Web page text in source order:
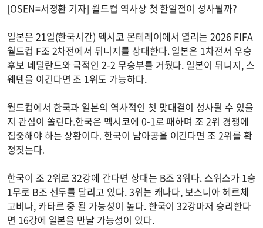
[OSEN=서정환 기자] 월드컵 역사상 첫 한일전이 성사될까?
일본은 21일(한국시간) 멕시코 몬테레이에서 열리는 2026 FIFA
월드컵 F조 2차전에서 튀니지를 상대한다. 일본은 1차전서 우승
후보 네덜란드와 극적인 2-2 무승부를 거뒀다. 일본이 튀니지, 스
웨덴을 이긴다면 조 1위도 가능하다.
월드컵에서 한국과 일본의 역사적인 첫 맞대결이 성사될 수 있을
지 관심이 쏠린다.한국은 멕시코에 0-1로 패하며 조 2위 경쟁에
집중해야 하는 상황이다. 한국이 남아공을 이긴다면 조 2위를 확
정짓는다.
한국이 조 2위로 32강에 간다면 상대는 B조 3위다. 스위스가 1승
1무로 B조 선두를 달리고 있다. 3위는 캐나다, 보스니아 헤르체
고비나, 카타르 중 될 가능성이 높다. 한국이 32강마저 승리한다
면 16강에 일본을 만날 가능성이 있다.